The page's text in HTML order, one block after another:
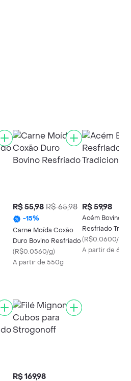
R$ 55,98 R$ 65,98
-15%
Carne Moída Coxão
Duro Bovino Resfriado
(R$0.0560/g)
A partir de 550g
R$ 59,98
Acém Bovino
Resfriado
(R$0.0600/g
A partir de
R$ 169,98